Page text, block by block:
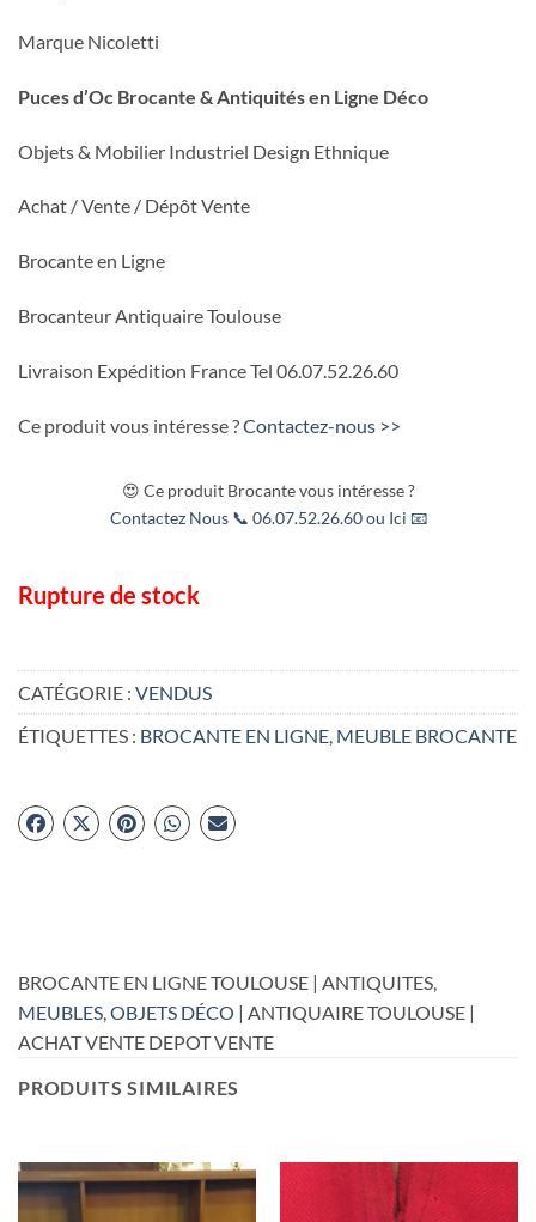
Marque Nicoletti
Puces d’Oc Brocante & Antiquités en Ligne Déco
Objets & Mobilier Industriel Design Ethnique
Achat / Vente / Dépôt Vente
Brocante en Ligne
Brocanteur Antiquaire Toulouse
Livraison Expédition France Tel 06.07.52.26.60
Ce produit vous intéresse ?Contactez-nous >>
😍 Ce produit Brocante vous intéresse ?
Contactez Nous 📞 06.07.52.26.60 ou Ici 📧
Rupture de stock
CATÉGORIE : VENDUS
ÉTIQUETTES : BROCANTE EN LIGNE, MEUBLE BROCANTE
BROCANTE EN LIGNE TOULOUSE | ANTIQUITES,
MEUBLES,OBJETS DÉCO | ANTIQUAIRE TOULOUSE |
ACHAT VENTE DEPOT VENTE
PRODUITS SIMILAIRES